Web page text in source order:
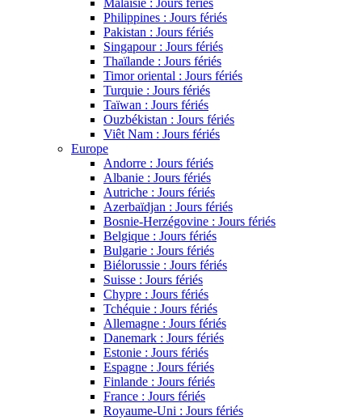
Philippines : Jours fériés
Pakistan : Jours fériés
Singapour : Jours fériés
Thaïlande : Jours fériés
Timor oriental : Jours fériés
Turquie : Jours fériés
Taïwan : Jours fériés
Ouzbékistan : Jours fériés
Viêt Nam : Jours fériés
Europe
Andorre : Jours fériés
Albanie : Jours fériés
Autriche : Jours fériés
Azerbaïdjan : Jours fériés
Bosnie-Herzégovine : Jours fériés
Belgique : Jours fériés
Bulgarie : Jours fériés
Biélorussie : Jours fériés
Suisse : Jours fériés
Chypre : Jours fériés
Tchéquie : Jours fériés
Allemagne : Jours fériés
Danemark : Jours fériés
Estonie : Jours fériés
Espagne : Jours fériés
Finlande : Jours fériés
France : Jours fériés
Royaume-Uni : Jours fériés